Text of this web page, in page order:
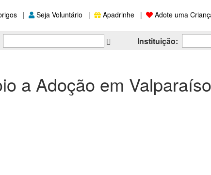
| Seja Voluntário | Apadrinhe | Adote uma
Instituição:
a Adoção em